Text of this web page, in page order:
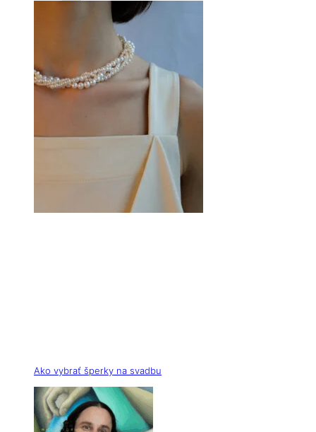
Ako vybrať šperky na svadbu